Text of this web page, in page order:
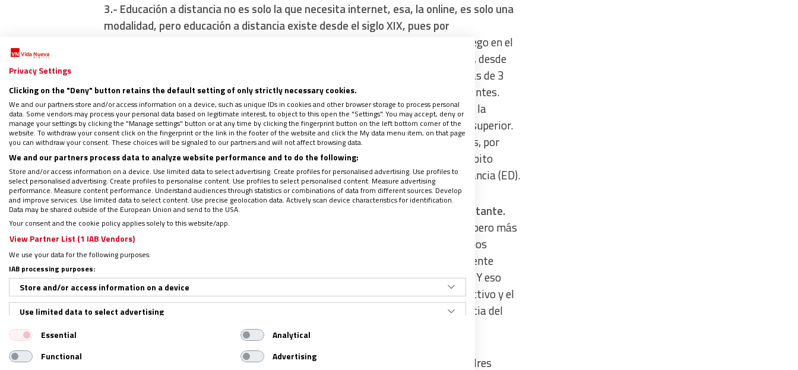
3.- Educación a distancia no es solo la que necesita internet, esa, la online, es solo una
modalidad, pero educación a distancia existe desde el siglo XIX, pues por
Luego en el
siglo XX, con la radio y la televisión, se enriqueció. En Fe y Alegría, por ejemplo, desde
que se creó el IRFA –Instituto Radiofónico Fe y Alegría– para adultos, hace más de 3
décadas, se ha dado clases por radio, con reuniones semanales con los estudiantes.
Luego, a partir de la década de los 80, cuando el internet se fue masificando, a la
educación a distancia se incorporó esa herramienta, sobre todo en educación superior.
Así que por “papelitos”, por papelógrafos en bodegas y puertas de los planteles, por
grupos de WhatsApp, televisión, radio, megáfonos… mientras no exista el ámbito
físico para el proceso de enseñanza aprendizaje, todo eso es Educación a distancia (ED).
4.- La educación emocional, el acompañamiento psicoafectivo, es súper importante.
No se trata de una relación impersonal. Los estudiantes, de la edad que sean, pero más
si son niños o niñas, necesitan sentirse importantes para sus maestros. Muchos
maestros se dieron cuenta que antes de preguntar por las tareas, era conveniente
preguntar cómo se sentían… sólo esa pregunta cambiaba el tono de la “clase”. Y eso
resultó válido también para la relación con las madres y la relación entre Directivo y el
personal. El lazo afectivo, necesario en educación. Añadimos aquí la importancia del
acompañamiento tanto para los padres como para los docentes.
Esto fue un aprendizaje en doble dirección: los padres
Privacy Settings
Clicking on the "Deny" button retains the default setting of only strictly necessary cookies.
We and our partners store and/or access information on a device, such as unique IDs in cookies and other browser storage to process personal
data. Some vendors may process your personal data based on legitimate interest, to object to this open the "Settings". You may accept, deny or
manage your settings by clicking the "Manage settings" button or at any time by clicking the fingerprint button on the left bottom corner of the
website. To withdraw your consent click on the fingerprint or the link in the footer of the website and click the My data menu item, on that page
you can withdraw your consent. These choices will be signaled to our partners and will not affect browsing data.
We and our partners process data to analyze website performance and to do the following:
Store and/or access information on a device. Use limited data to select advertising. Create profiles for personalised advertising. Use profiles to
select personalised advertising. Create profiles to personalise content. Use profiles to select personalised content. Measure advertising
performance. Measure content performance. Understand audiences through statistics or combinations of data from different sources. Develop
and improve services. Use limited data to select content. Use precise geolocation data. Actively scan device characteristics for identification.
Data may be shared outside of the European Union and send to the USA.
Your consent and the cookie policy applies solely to this website/app.
View Partner List (1 IAB Vendors)
We use your data for the following purposes:
IAB processing purposes:
Store and/or access information on a device
Use limited data to select advertising
Create profiles for personalised advertising
Use profiles to select personalised advertising
Essential
Analytical
Functional
Advertising